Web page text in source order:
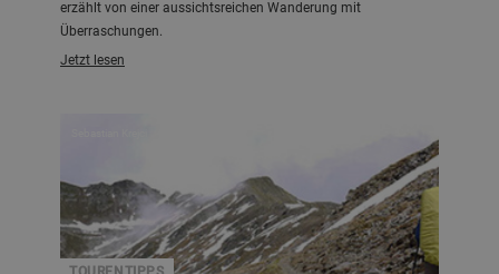
erzählt von einer aussichtsreichen Wanderung mit
Überraschungen.
Jetzt lesen